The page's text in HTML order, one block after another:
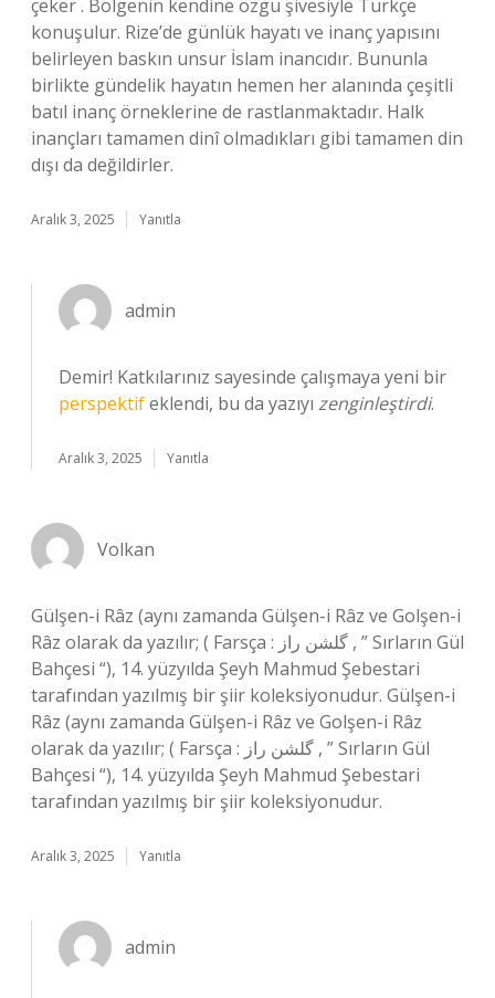
çeker . Bölgenin kendine özgü şivesiyle Türkçe
konuşulur. Rize’de günlük hayatı ve inanç yapısını
belirleyen baskın unsur İslam inancıdır. Bununla
birlikte gündelik hayatın hemen her alanında çeşitli
batıl inanç örneklerine de rastlanmaktadır. Halk
inançları tamamen dinî olmadıkları gibi tamamen din
dışı da değildirler.
Aralık 3, 2025 Yanıtla
admin
Demir! Katkılarınız sayesinde çalışmaya yeni bir
perspektifeklendi, bu da yazıyı zenginleştirdi.
Aralık 3, 2025 Yanıtla
Volkan
Gülşen-i Râz (aynı zamanda Gülşen-i Râz ve Golşen-i
Râz olarak da yazılır; ( Farsça : گلشن راز , ” Sırların Gül
Bahçesi “), 14. yüzyılda Şeyh Mahmud Şebestari
tarafından yazılmış bir şiir koleksiyonudur. Gülşen-i
Râz (aynı zamanda Gülşen-i Râz ve Golşen-i Râz
olarak da yazılır; ( Farsça : گلشن راز , ” Sırların Gül
Bahçesi “), 14. yüzyılda Şeyh Mahmud Şebestari
tarafından yazılmış bir şiir koleksiyonudur.
Aralık 3, 2025 Yanıtla
admin